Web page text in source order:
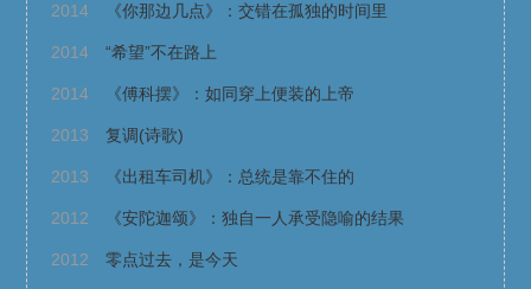
2014 《你那边几点》：交错在孤独的时间里
2014 “希望”不在路上
2014 《傅科摆》：如同穿上便装的上帝
2013 复调(诗歌)
2013 《出租车司机》：总统是靠不住的
2012 《安陀迦颂》：独自一人承受隐喻的结果
2012 零点过去，是今天